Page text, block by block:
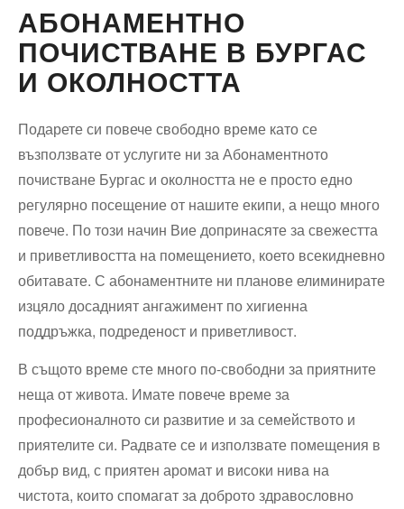
АБОНАМЕНТНО
ПОЧИСТВАНЕ В БУРГАС
И ОКОЛНОСТТА
Подарете си повече свободно време като се
възползвате от услугите ни за Абонаментното
почистване Бургас и околността не е просто едно
регулярно посещение от нашите екипи, а нещо много
повече. По този начин Вие допринасяте за свежестта
и приветливостта на помещението, което всекидневно
обитавате. С абонаментните ни планове елиминирате
изцяло досадният ангажимент по хигиенна
поддръжка, подреденост и приветливост.
В същото време сте много по-свободни за приятните
неща от живота. Имате повече време за
професионалното си развитие и за семейството и
приятелите си. Радвате се и използвате помещения в
добър вид, с приятен аромат и високи нива на
чистота, които спомагат за доброто здравословно